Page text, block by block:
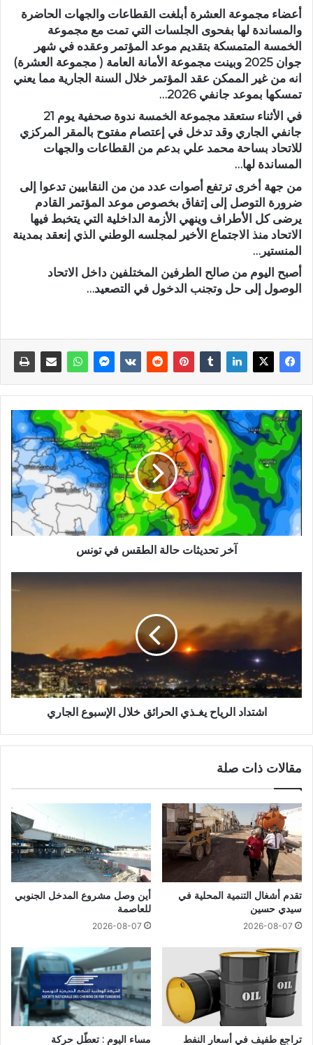
أعضاء مجموعة العشرة أبلغت القطاعات والجهات الحاضرة
والمساندة لها بفحوى الجلسات التي تمت مع مجموعة
الخمسة المتمسكة بتقديم موعد المؤتمر وعقده في شهر
جوان 2025 وبينت مجموعة الأمانة العامة ( مجموعة العشرة)
انه من غير الممكن عقد المؤتمر خلال السنة الجارية مما يعني
تمسكها بموعد جانفي 2026…
في الأثناء ستعقد مجموعة الخمسة ندوة صحفية يوم 21
جانفي الجاري وقد تدخل في إعتصام مفتوح بالمقر المركزي
للاتحاد بساحة محمد علي بدعم من القطاعات والجهات
المساندة لها…
من جهة أخرى ترتفع أصوات عدد من من النقابيين تدعوا إلى
ضرورة التوصل إلى إتفاق بخصوص موعد المؤتمر القادم
يرضى كل الأطراف وينهي الأزمة الداخلية التي يتخبط فيها
الاتحاد منذ الاجتماع الأخير لمجلسه الوطني الذي إنعقد بمدينة
المنستير…
أصبح اليوم من صالح الطرفين المختلفين داخل الاتحاد
الوصول إلى حل وتجنب الدخول في التصعيد…
آخر تحديثات حالة الطقس في تونس
اشتداد الرياح يغـذي الحرائق خلال الإسبوع الجاري
مقالات ذات صلة
تقدم أشغال التنمية المحلية في
سيدي حسين
2026-08-07
أين وصل مشروع المدخل الجنوبي
للعاصمة
2026-08-07
تراجع طفيف في أسعار النفط مساء اليوم : تعطّل حركة